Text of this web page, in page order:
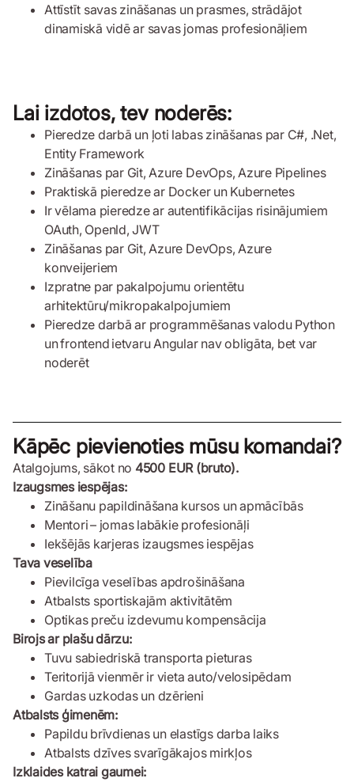
Attīstīt savas zināšanas un prasmes, strādājot
dinamiskā vidē ar savas jomas profesionāļiem
Lai izdotos, tev noderēs:
Pieredze darbā un ļoti labas zināšanas par C#, .Net,
Entity Framework
Zināšanas par Git, Azure DevOps, Azure Pipelines
Praktiskā pieredze ar Docker un Kubernetes
Ir vēlama pieredze ar autentifikācijas risinājumiem
OAuth, Openld, JWT
Zināšanas par Git, Azure DevOps, Azure
konveijeriem
Izpratne par pakalpojumu orientētu
arhitektūru/mikropakalpojumiem
Pieredze darbā ar programmēšanas valodu Python
un frontend ietvaru Angular nav obligāta, bet var
noderēt
Kāpēc pievienoties mūsu komandai?
Atalgojums, sākot no 4500 EUR (bruto).
Izaugsmes iespējas:
Zināšanu papildināšana kursos un apmācībās
Mentori – jomas labākie profesionāļi
Iekšējās karjeras izaugsmes iespējas
Tava veselība
Pievilcīga veselības apdrošināšana
Atbalsts sportiskajām aktivitātēm
Optikas preču izdevumu kompensācija
Birojs ar plašu dārzu:
Tuvu sabiedriskā transporta pieturas
Teritorijā vienmēr ir vieta auto/velosipēdam
Gardas uzkodas un dzērieni
Atbalsts ģimenēm:
Papildu brīvdienas un elastīgs darba laiks
Atbalsts dzīves svarīgākajos mirkļos
Izklaides katrai gaumei: